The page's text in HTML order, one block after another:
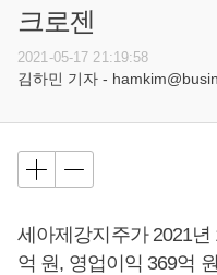
크로젠
2021-05-17 21:19:58
김하민 기자 -
세아제강지주가 2021
억 원, 영업이익 369억